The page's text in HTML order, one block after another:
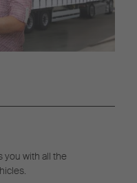
you with all the